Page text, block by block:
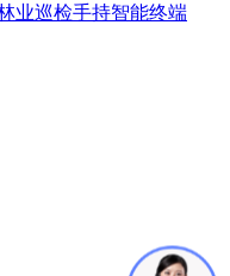
业巡检手持智能终端